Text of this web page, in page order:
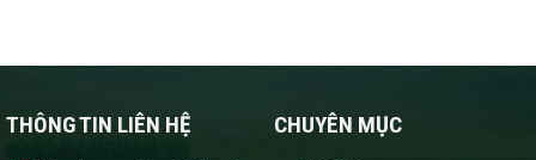
THÔNG TIN LIÊN HỆ CHUYÊN MỤC